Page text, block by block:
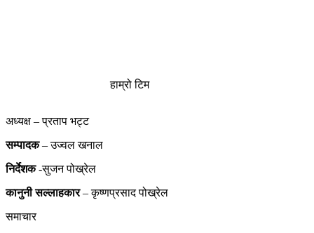
हाम्रो टिम
अध्यक्ष – प्रताप भट्ट
सम्पादक– उज्वल खनाल
निर्देशक-सुजन पोख्रेल
कानुनी सल्लाहकार– कृष्णप्रसाद पोख्रेल
समाचार